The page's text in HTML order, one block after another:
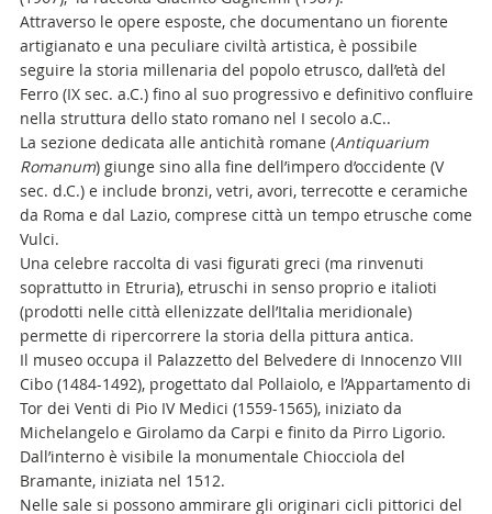
Attraverso le opere esposte, che documentano un fiorente
artigianato e una peculiare civiltà artistica, è possibile
seguire la storia millenaria del popolo etrusco, dall’età del
Ferro (IX sec. a.C.) fino al suo progressivo e definitivo confluire
nella struttura dello stato romano nel I secolo a.C..
La sezione dedicata alle antichità romane (Antiquarium
Romanum) giunge sino alla fine dell’impero d’occidente (V
sec. d.C.) e include bronzi, vetri, avori, terrecotte e ceramiche
da Roma e dal Lazio, comprese città un tempo etrusche come
Vulci.
Una celebre raccolta di vasi figurati greci (ma rinvenuti
soprattutto in Etruria), etruschi in senso proprio e italioti
(prodotti nelle città ellenizzate dell’Italia meridionale)
permette di ripercorrere la storia della pittura antica.
Il museo occupa il Palazzetto del Belvedere di Innocenzo VIII
Cibo (1484-1492), progettato dal Pollaiolo, e l’Appartamento di
Tor dei Venti di Pio IV Medici (1559-1565), iniziato da
Michelangelo e Girolamo da Carpi e finito da Pirro Ligorio.
Dall’interno è visibile la monumentale Chiocciola del
Bramante, iniziata nel 1512.
Nelle sale si possono ammirare gli originari cicli pittorici del